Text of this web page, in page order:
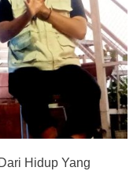
Hidup Yang